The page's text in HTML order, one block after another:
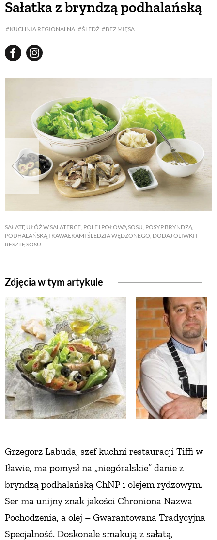
Sałatka z bryndzą podhalańską
KUCHNIA REGIONALNA ŚLEDŹ BEZ MIĘSA
SAŁATĘ UŁÓŻ W SALATERCE, POLEJ POŁOWĄ SOSU, POSYP BRYNDZĄ
PODHALAŃSKĄ I KAWAŁKAMI ŚLEDZIA WĘDZONEGO, DODAJ OLIWKI I
RESZTĘ SOSU.
Zdjęcia w tym artykule
Grzegorz Labuda, szef kuchni restauracji Tiffi w
Iławie, ma pomysł na „niegóralskie” danie z
bryndzą podhalańską ChNP i olejem rydzowym.
Ser ma unijny znak jakości Chroniona Nazwa
Pochodzenia, a olej – Gwarantowana Tradycyjna
Specjalność. Doskonale smakują z sałatą,
BUDUJEMY DOM
ROŚLINY OGRODOWE
PORADY
ZIELEŃ W DOMU
PROJEKTOWANIE OGRODU
NATURALNA APTECZKA
DLA DOMU
EKO ŻYCIE
PRZYRODA
ZWIERZĘTA W NATURZE
GRZYBY
KRAJOBRAZ